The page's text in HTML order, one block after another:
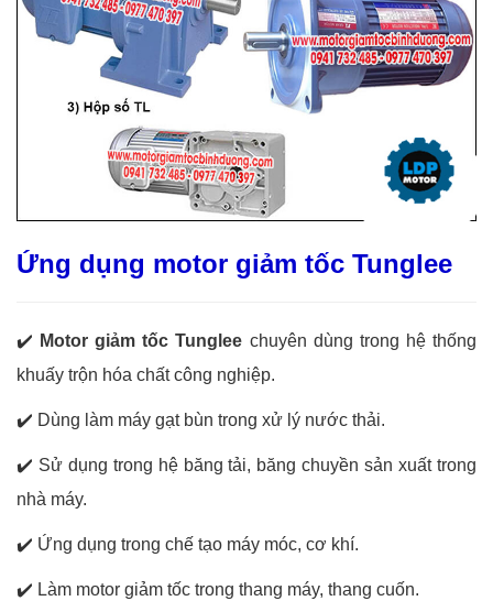
Ứng dụng motor giảm tốc Tunglee
✔️ Motor giảm tốc Tunglee chuyên dùng trong hệ thống
khuấy trộn hóa chất công nghiệp.
✔️ Dùng làm máy gạt bùn trong xử lý nước thải.
✔️ Sử dụng trong hệ băng tải, băng chuyền sản xuất trong
nhà máy.
✔️ Ứng dụng trong chế tạo máy móc, cơ khí.
✔️ Làm motor giảm tốc trong thang máy, thang cuốn.